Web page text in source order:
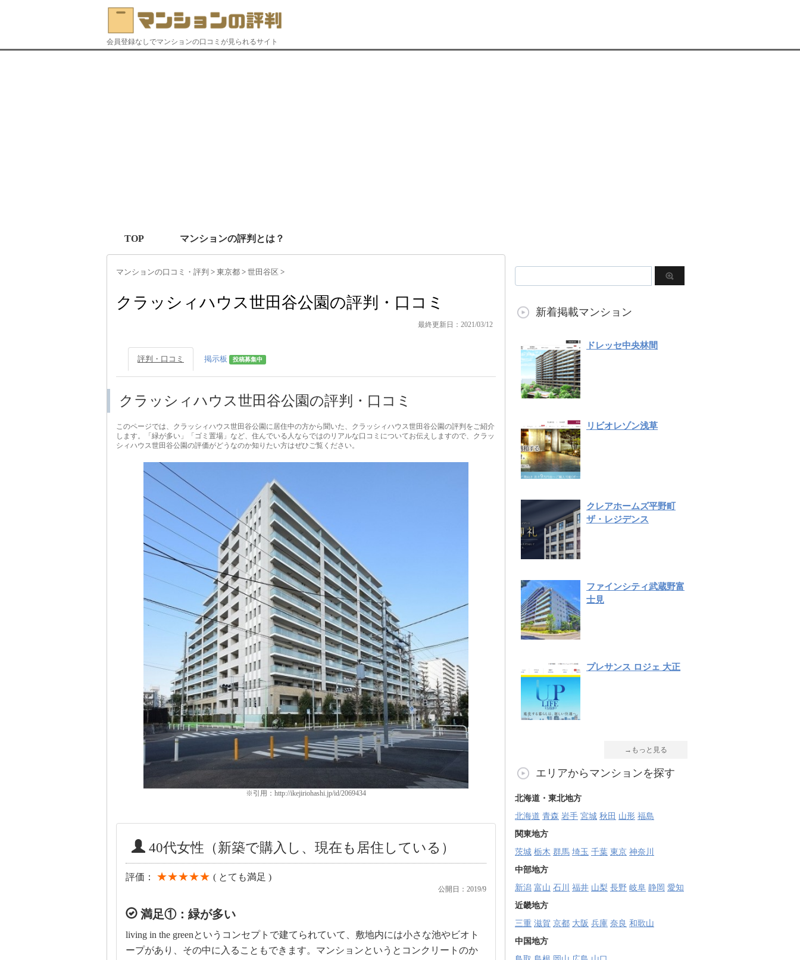
会員登録なしでマンションの口コミが見られるサイト
TOP マンションの評判とは？
マンションの口コミ・評判 > 東京都 > 世田谷区 >
クラッシィハウス世田谷公園の評判・口コミ
最終更新日：2021/03/12
評判・口コミ 掲示板 投稿募集中
クラッシィハウス世田谷公園の評判・口コミ
このページでは、クラッシィハウス世田谷公園に居住中の方から聞いた、クラッシィハウス世田谷公園の評判をご紹介
します。「緑が多い」「ゴミ置場」など、住んでいる人ならではのリアルな口コミについてお伝えしますので、クラッ
シィハウス世田谷公園の評価がどうなのか知りたい方はぜひご覧ください。
※引用：http://ikejiriohashi.jp/id/2069434
40代女性（新築で購入し、現在も居住している）
評価： ★★★★★ ( とても満足 )
公開日：2019/9
満足①：緑が多い
living in the greenというコンセプトで建てられていて、敷地内には小さな池やビオト
ープがあり、その中に入ることもできます。マンションというとコンクリートのか
新着掲載マンション
ドレッセ中央林間
リビオレゾン浅草
クレアホームズ平野町
ザ・レジデンス
ファインシティ武蔵野富
士見
プレサンス ロジェ 大正
→もっと見る
エリアからマンションを探す
北海道・東北地方
北海道 青森 岩手 宮城 秋田 山形 福島
関東地方
茨城 栃木 群馬 埼玉 千葉 東京 神奈川
中部地方
新潟 富山 石川 福井 山梨 長野 岐阜 静岡 愛知
近畿地方
三重 滋賀 京都 大阪 兵庫 奈良 和歌山
中国地方